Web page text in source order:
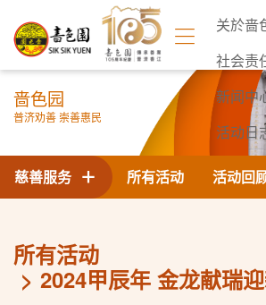
关於啬
社会责
新闻中
活动日
联络我
啬色园
普济劝善 崇善惠民
所有活动 活动回
慈善服务
所有活动
2024甲辰年 金龙献瑞